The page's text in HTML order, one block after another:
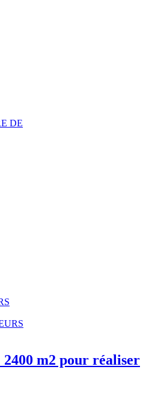
DE
m2 pour réaliser